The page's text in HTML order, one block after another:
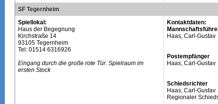
SF Tegernheim
Spiellokal:
Haus der Begegnung
Kirchstraße 14
93105 Tegernheim
Tel: 01514 6316926
Eingang durch die große rote Tür. Spielraum im
ersten Stock
Kontaktdaten:
Haas, Carl-Gustav
Postempfänger
Haas, Carl-Gustav
Schiedsrichter
Haas, Carl-Gustav
Regionaler